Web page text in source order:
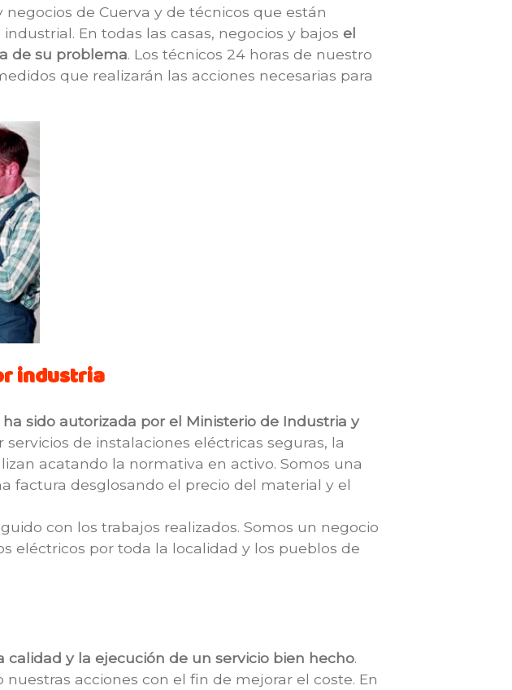
de Cuerva y de técnicos que están
En todas las casas, negocios y bajos el
de su problema. Los técnicos 24 horas de nuestro
que realizarán las acciones necesarias para
industria
sido autorizada por el Ministerio de Industria y
servicios de instalaciones eléctricas seguras, la
acatando la normativa en activo. Somos una
factura desglosando el precio del material y el
con los trabajos realizados. Somos un negocio
eléctricos por toda la localidad y los pueblos de
y la ejecución de un servicio bien hecho.
acciones con el fin de mejorar el coste. En